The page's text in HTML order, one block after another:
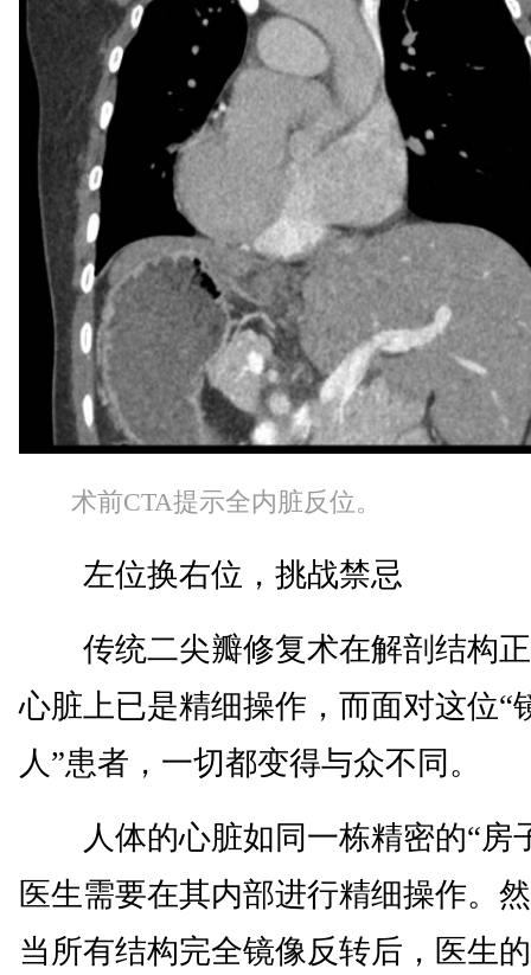
术前CTA提示全内脏反位。
左位换右位，挑战禁忌
传统二尖瓣修复术在解剖结构
心脏上已是精细操作，而面对这位“
人”患者，一切都变得与众不同。
人体的心脏如同一栋精密的“房
医生需要在其内部进行精细操作。
当所有结构完全镜像反转后，医生